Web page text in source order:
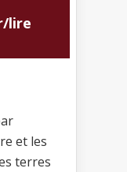
lire
et les
terres